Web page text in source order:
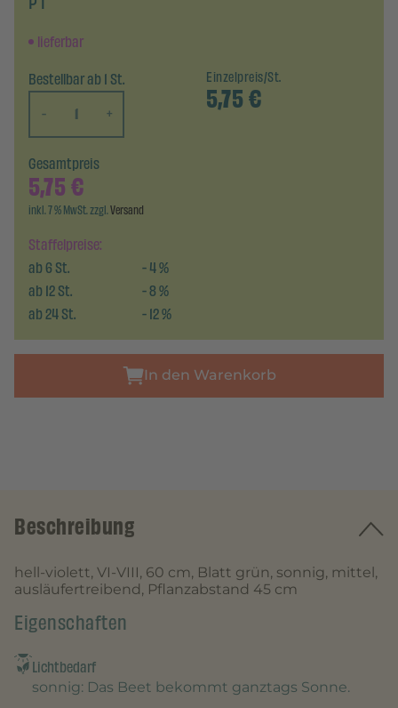
lieferbar
Bestellbar ab 1 St.
-
+
Einzelpreis/St.
5,75€
Staffelpreise:
ab6St. -4%
ab12St. -8%
ab24St. -12%
Gesamtpreis
5,75€
inkl. 7 % MwSt. zzgl.Versand
In den Warenkorb
Beschreibung
hell-violett, VI-VIII, 60 cm, Blatt grün, sonnig, mittel,
ausläufertreibend, Pflanzabstand 45 cm
Eigenschaften
Lichtbedarf
sonnig: Das Beet bekommt ganztags Sonne.